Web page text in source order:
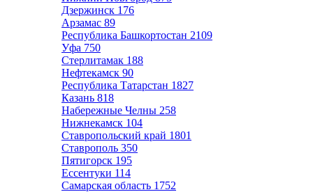
Дзержинск 176
Арзамас 89
Республика Башкортостан 2109
Уфа 750
Стерлитамак 188
Нефтекамск 90
Республика Татарстан 1827
Казань 818
Набережные Челны 258
Нижнекамск 104
Ставропольский край 1801
Ставрополь 350
Пятигорск 195
Ессентуки 114
Самарская область 1752